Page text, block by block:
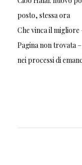
posto, stessa ora
Che vinca il migliore
Pagina non trovata
nei processi di